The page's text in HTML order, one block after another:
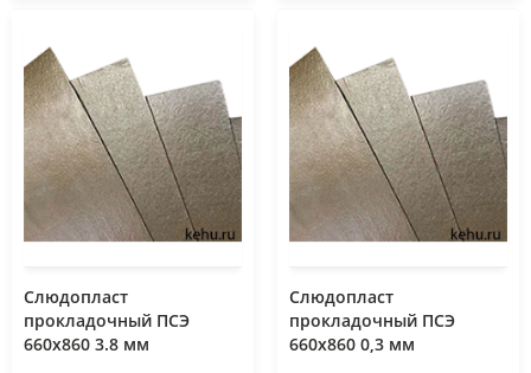
Слюдопласт
прокладочный ПСЭ
660x860 3.8 мм
Слюдопласт
прокладочный ПСЭ
660x860 0,3 мм